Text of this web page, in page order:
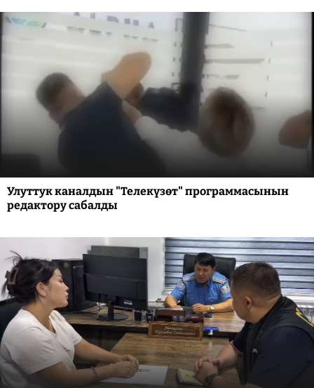
Улуттук каналдын "Телекүзөт" программасынын
редактору сабалды